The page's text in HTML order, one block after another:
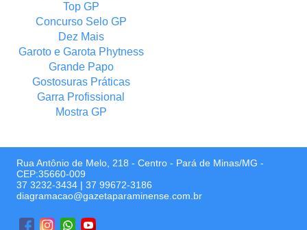
Top GP
Concurso Selo GP
Dez Mais
Garoto e Garota Phytness
Grande Papo
Gostosuras Práticas
Garra Profissional
Mostra GP
Rua Antônio de Melo, 218 - Centro - Pará de Minas/MG -
CEP:35660-009
37 3232-3434 | 37 99672-3186
diagramacao@gazetaparaminense.com.br